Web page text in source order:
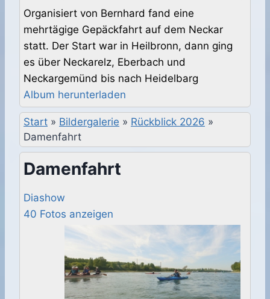
Organisiert von Bernhard fand eine
mehrtägige Gepäckfahrt auf dem Neckar
statt. Der Start war in Heilbronn, dann ging
es über Neckarelz, Eberbach und
Neckargemünd bis nach Heidelbarg
Album herunterladen
Start » Bildergalerie » Rückblick 2026 »
Damenfahrt
Damenfahrt
Diashow
40 Fotos anzeigen